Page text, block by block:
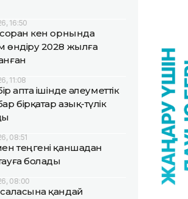
16:50
кен орнында
өндіру 2028 жылға
11:08
апта ішінде әлеуметтік
бірқатар азық-түлік
08:51
теңгені қаншадан
болады
08:00
қандай